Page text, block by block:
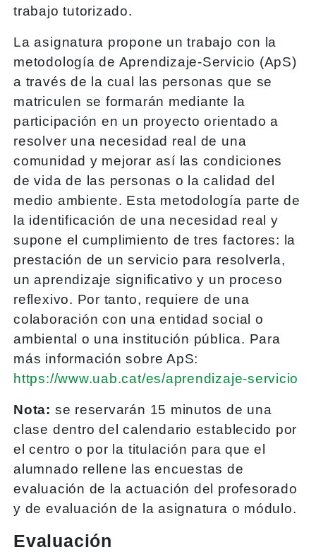
trabajo tutorizado.
La asignatura propone un trabajo con la
metodología de Aprendizaje-Servicio (ApS)
a través de la cual las personas que se
matriculen se formarán mediante la
participación en un proyecto orientado a
resolver una necesidad real de una
comunidad y mejorar así las condiciones
de vida de las personas o la calidad del
medio ambiente. Esta metodología parte de
la identificación de una necesidad real y
supone el cumplimiento de tres factores: la
prestación de un servicio para resolverla,
un aprendizaje significativo y un proceso
reflexivo. Por tanto, requiere de una
colaboración con una entidad social o
ambiental o una institución pública. Para
más información sobre ApS:
https://www.uab.cat/es/aprendizaje-servicio
Nota: se reservarán 15 minutos de una
clase dentro del calendario establecido por
el centro o por la titulación para que el
alumnado rellene las encuestas de
evaluación de la actuación del profesorado
y de evaluación de la asignatura o módulo.
Evaluación